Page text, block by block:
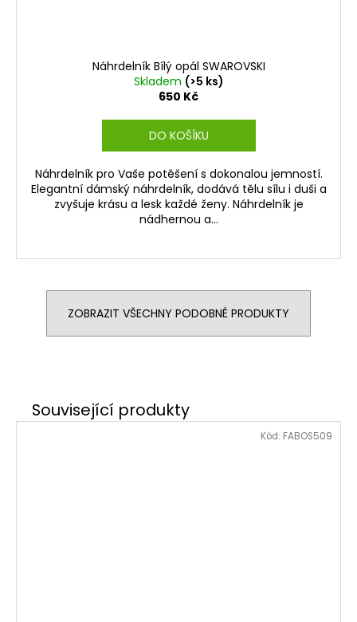
Náhrdelník Bílý opál SWAROVSKI
Skladem (>5 ks)
650 Kč
DO KOŠÍKU
Náhrdelník pro Vaše potěšení s dokonalou jemností.
Elegantní dámský náhrdelník, dodává tělu sílu i duši a
zvyšuje krásu a lesk každé ženy. Náhrdelník je
nádhernou a...
ZOBRAZIT VŠECHNY PODOBNÉ PRODUKTY
Kód: FABOS509